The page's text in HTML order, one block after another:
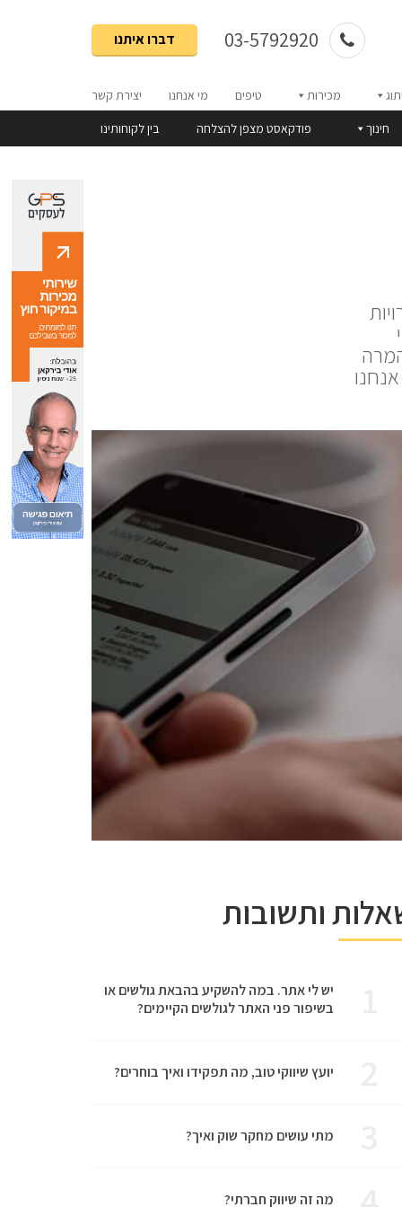
דברו איתנו
מכירות טיפים מי אנחנו יצירת קשר
חינוך פודקאסט מצפן להצלחה בין לקוחותינו
ותשובות
יש לי אתר. במה להשקיע בהבאת גולשים או
בשיפור פני האתר לגולשים הקיימים?
יועץ שיווקי טוב, מה תפקידו ואיך בוחרים?
מתי עושים מחקר שוק ואיך?
מה זה שיווק חברתי?